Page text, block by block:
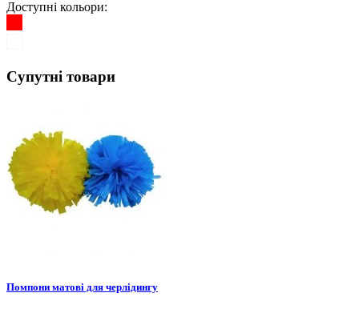
Доступні кольори:
Супутні товари
Помпони матові для черлідингу